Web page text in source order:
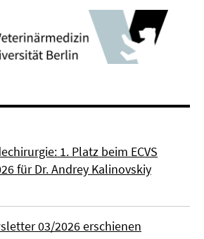
1. Platz beim ECVS
für Dr. Andrey Kalinovskiy
03/2026 erschienen